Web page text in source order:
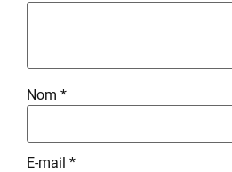
Nom *
E-mail *